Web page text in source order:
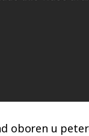
oboren u